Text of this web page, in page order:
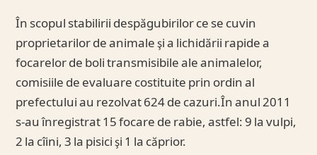
În scopul stabilirii despăgubirilor ce se cuvin
proprietarilor de animale şi a lichidării rapide a
focarelor de boli transmisibile ale animalelor,
comisiile de evaluare costituite prin ordin al
prefectului au rezolvat 624 de cazuri.În anul 2011
s-au înregistrat 15 focare de rabie, astfel: 9 la vulpi,
2 la cîini, 3 la pisici şi 1 la căprior.